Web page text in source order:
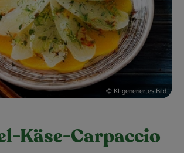
© KI-generiertes Bild
Käse-Carpaccio